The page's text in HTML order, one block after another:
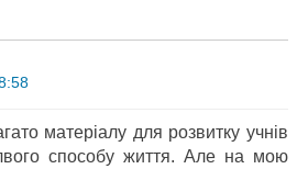
матеріалу для розвитку учнів
способу життя. Але на мою